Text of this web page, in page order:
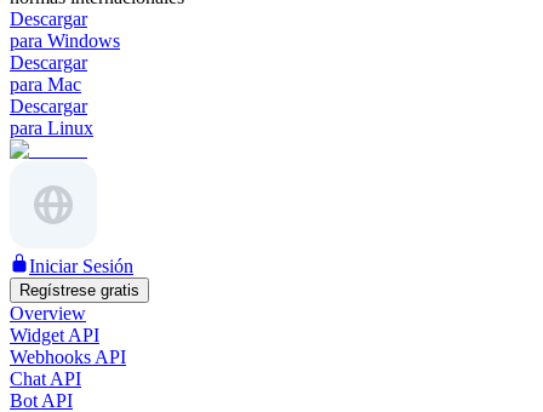
Descargar
para Windows
Descargar
para Mac
Descargar
para Linux
Iniciar Sesión
Regístrese gratis
Overview
Widget API
Webhooks API
Chat API
Bot API